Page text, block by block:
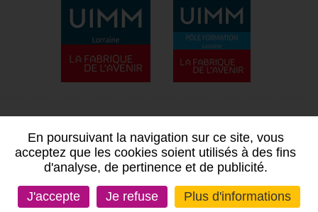
En poursuivant la navigation sur ce site, vous
acceptez que les cookies soient utilisés à des fins
d'analyse, de pertinence et de publicité.
J'accepte Je refuse Plus d'informations